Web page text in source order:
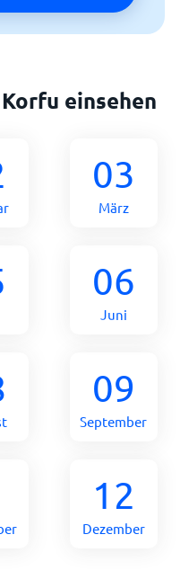
einsehen
03
März
06
Juni
09
September
12
Dezember